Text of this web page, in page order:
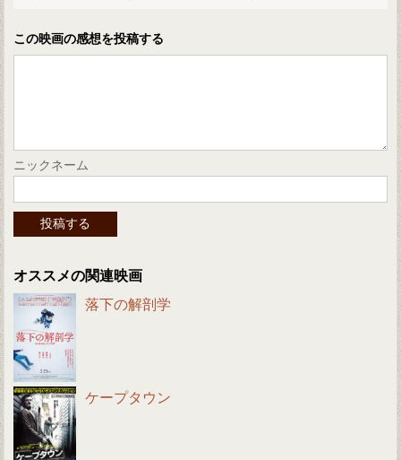
この映画の感想を投稿する
ニックネーム
オススメの関連映画
落下の解剖学
ケープタウン